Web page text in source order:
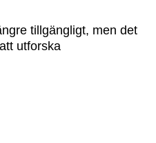
tillgängligt, men det
utforska